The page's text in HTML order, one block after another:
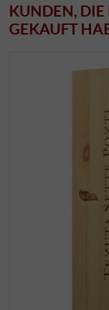
KUNDEN, DIE
GEKAUFT